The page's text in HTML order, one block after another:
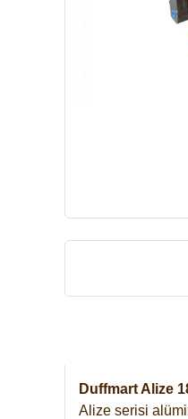
Duffmart Alize
Alize serisi